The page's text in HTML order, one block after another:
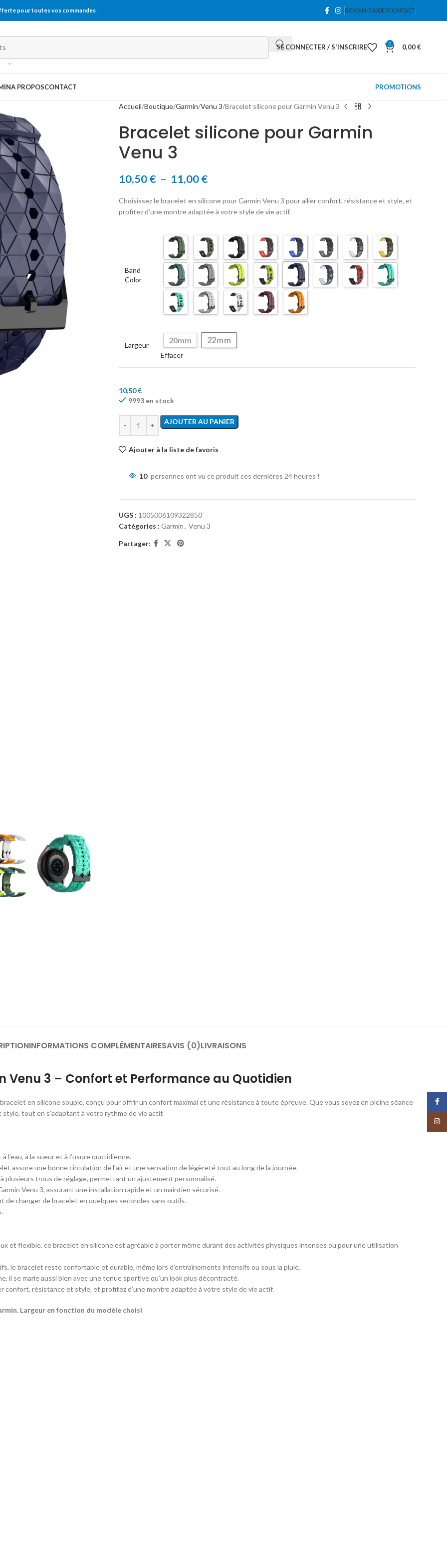
pour toutes vos commandes BESOIN D’AIDE?CONTACT
SE CONNECTER / S'INSCRIRE 0 0,00€
A PROPOSCONTACT PROMOTIONS
Accueil Boutique Garmin Venu 3 Bracelet silicone pour Garmin Venu 3
Bracelet silicone pour Garmin
Venu 3
10,50€ – 11,00€
Choisissez le bracelet en silicone pour Garmin Venu 3 pour allier confort, résistance et style, et
profitez d’une montre adaptée à votre style de vie actif.
Band
Color
Largeur
20mm 22mm
Effacer
10,50€
9993 en stock
AJOUTER AU PANIER
Ajouter à la liste de favoris
10 personnes ont vu ce produit ces dernières 24 heures !
UGS : 1005006109322850
Catégories : Garmin, Venu 3
Partager:
INFORMATIONS COMPLÉMENTAIRESAVIS (0)LIVRAISONS
Venu 3 – Confort et Performance au Quotidien
en silicone souple, conçu pour offrir un confort maximal et une résistance à toute épreuve. Que vous soyez en pleine séance
tout en s’adaptant à votre rythme de vie actif.
à la sueur et à l’usure quotidienne.
assure une bonne circulation de l’air et une sensation de légèreté tout au long de la journée.
plusieurs trous de réglage, permettant un ajustement personnalisé.
Venu 3, assurant une installation rapide et un maintien sécurisé.
changer de bracelet en quelques secondes sans outils.
et flexible, ce bracelet en silicone est agréable à porter même durant des activités physiques intenses ou pour une utilisation
le bracelet reste confortable et durable, même lors d’entraînements intensifs ou sous la pluie.
il se marie aussi bien avec une tenue sportive qu’un look plus décontracté.
confort, résistance et style, et profitez d’une montre adaptée à votre style de vie actif.
Largeur en fonction du modèle choisi